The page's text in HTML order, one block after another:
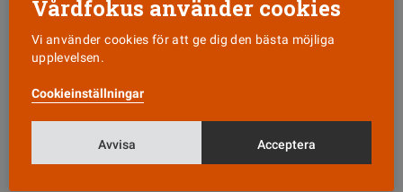
Box 3207
103 64 Stockholm
Vårdfokus använder cookies
Vi använder cookies för att ge dig den bästa möjliga
upplevelsen.
Cookieinställningar
Avvisa Acceptera